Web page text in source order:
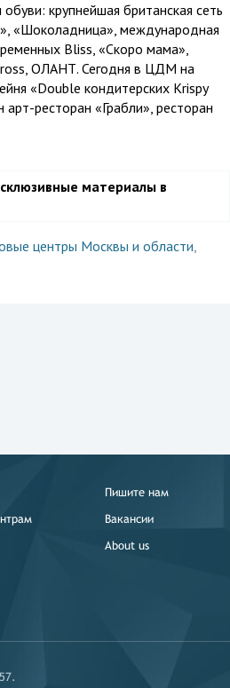
крупнейшая британская сеть
«Шоколадница», международная
Bliss, «Скоро мама»,
ОЛАНТ. Сегодня в ЦДМ на
«Double кондитерских Krispy
ресторан «Грабли», ресторан
материалы в
центры Москвы и области,
Пишите нам
Вакансии
About us